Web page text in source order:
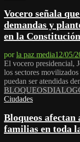
Vocero señala
demandas y
en la Constitución
porla paz media12/05/
El vocero presidencial,
los sectores
puedan ser atendidas
BLOQUEOS
Ciudades
Bloqueos
familias en toda